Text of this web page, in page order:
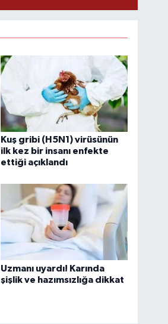
Kuş gribi (H5N1) virüsünün
ilk kez bir insanı enfekte
ettiği açıklandı
Uzmanı uyardı! Karında
şişlik ve hazımsızlığa dikkat